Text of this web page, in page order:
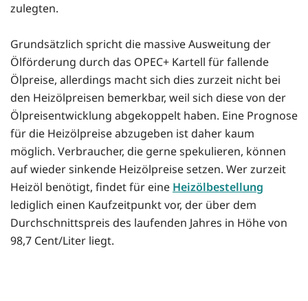
zulegten.
Grundsätzlich spricht die massive Ausweitung der
Ölförderung durch das OPEC+ Kartell für fallende
Ölpreise, allerdings macht sich dies zurzeit nicht bei
den Heizölpreisen bemerkbar, weil sich diese von der
Ölpreisentwicklung abgekoppelt haben. Eine Prognose
für die Heizölpreise abzugeben ist daher kaum
möglich. Verbraucher, die gerne spekulieren, können
auf wieder sinkende Heizölpreise setzen. Wer zurzeit
Heizöl benötigt, findet für eine Heizölbestellung
lediglich einen Kaufzeitpunkt vor, der über dem
Durchschnittspreis des laufenden Jahres in Höhe von
98,7 Cent/Liter liegt.